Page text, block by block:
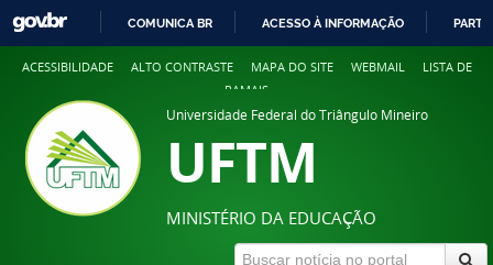
COMUNICA BR ACESSO À INFORMAÇÃO
ACESSIBILIDADE ALTO CONTRASTE MAPA DO SITE WEBMAIL
LISTA DE
RAMAIS
Universidade Federal do Triângulo Mineiro
UFTM
MINISTÉRIO DA EDUCAÇÃO